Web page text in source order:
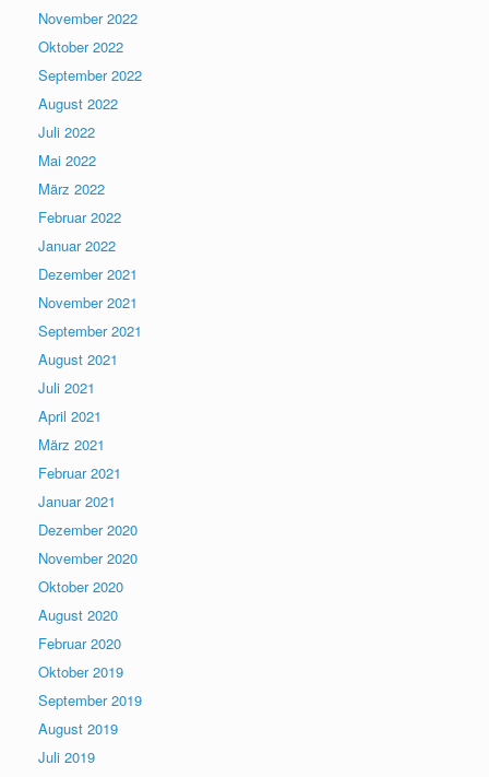
November 2022
Oktober 2022
September 2022
August 2022
Juli 2022
Mai 2022
März 2022
Februar 2022
Januar 2022
Dezember 2021
November 2021
September 2021
August 2021
Juli 2021
April 2021
März 2021
Februar 2021
Januar 2021
Dezember 2020
November 2020
Oktober 2020
August 2020
Februar 2020
Oktober 2019
September 2019
August 2019
Juli 2019